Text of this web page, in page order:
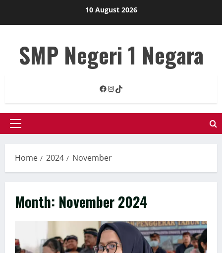
10 August 2026
SMP Negeri 1 Negara
Facebook
Instagram
TikTok
Primary
Home 2024 November
Month: November 2024